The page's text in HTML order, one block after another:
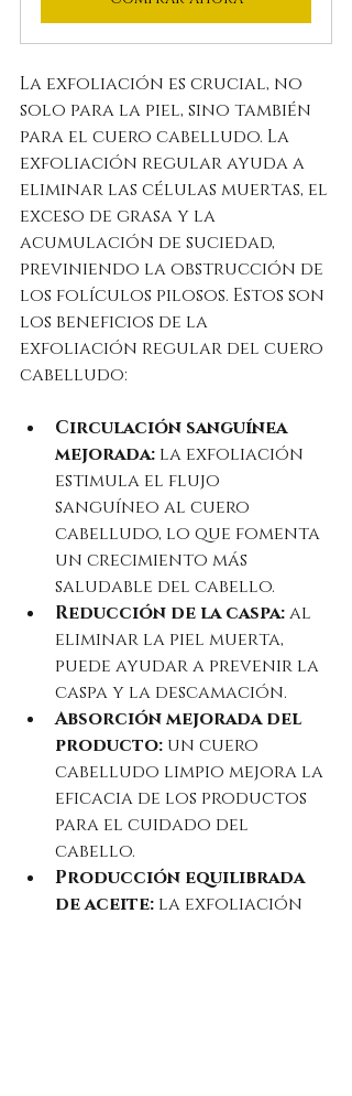
La exfoliación es crucial, no
solo para la piel, sino también
para el cuero cabelludo. La
exfoliación regular ayuda a
eliminar las células muertas, el
exceso de grasa y la
acumulación de suciedad,
previniendo la obstrucción de
los folículos pilosos. Estos son
los beneficios de la
exfoliación regular del cuero
cabelludo:
Circulación sanguínea
mejorada: la exfoliación
estimula el flujo
sanguíneo al cuero
cabelludo, lo que fomenta
un crecimiento más
saludable del cabello.
Reducción de la caspa: al
eliminar la piel muerta,
puede ayudar a prevenir la
caspa y la descamación.
Absorción mejorada del
producto: un cuero
cabelludo limpio mejora la
eficacia de los productos
para el cuidado del
cabello.
Producción equilibrada
de aceite: la exfoliación